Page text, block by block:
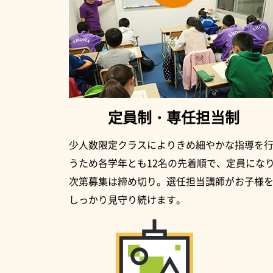
定員制・専任担当制
少人数限定クラスによりきめ細やかな指導を行
うため各学年とも12名の先着順で、定員にな
次第募集は締め切り。選任担当講師がお子様を
しっかり見守り続けます。